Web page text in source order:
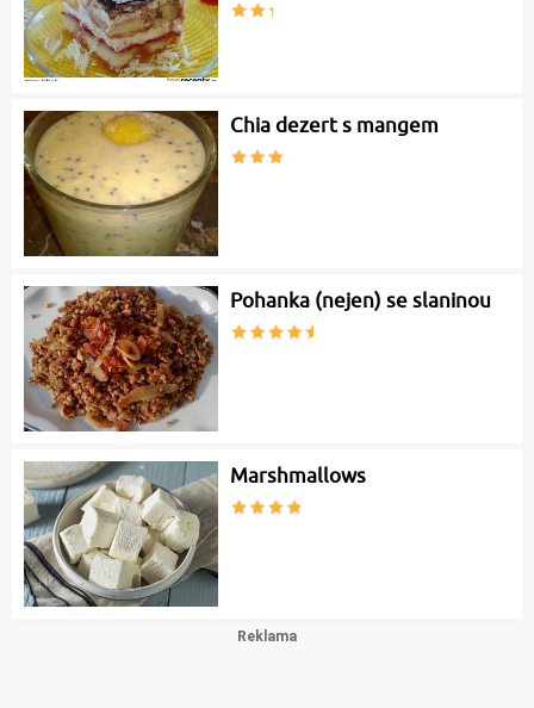
Chia dezert s mangem
Pohanka (nejen) se slaninou
Marshmallows